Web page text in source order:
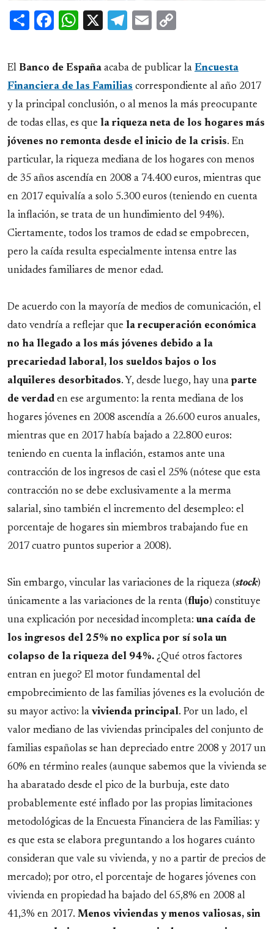
ShareFacebook
WhatsApp
X Telegram
Email
El Banco de España acaba de publicar la Encuesta
Financiera de las Familias correspondiente al año 2017
y la principal conclusión, o al menos la más preocupante
de todas ellas, es que la riqueza neta de los hogares más
jóvenes no remonta desde el inicio de la crisis. En
particular, la riqueza mediana de los hogares con menos
de 35 años ascendía en 2008 a 74.400 euros, mientras que
en 2017 equivalía a solo 5.300 euros (teniendo en cuenta
la inflación, se trata de un hundimiento del 94%).
Ciertamente, todos los tramos de edad se empobrecen,
pero la caída resulta especialmente intensa entre las
unidades familiares de menor edad.
De acuerdo con la mayoría de medios de comunicación, el
dato vendría a reflejar que la recuperación económica
no ha llegado a los más jóvenes debido a la
precariedad laboral, los sueldos bajos o los
alquileres desorbitados. Y, desde luego, hay una parte
de verdad en ese argumento: la renta mediana de los
hogares jóvenes en 2008 ascendía a 26.600 euros anuales,
mientras que en 2017 había bajado a 22.800 euros:
teniendo en cuenta la inflación, estamos ante una
contracción de los ingresos de casi el 25% (nótese que esta
contracción no se debe exclusivamente a la merma
salarial, sino también el incremento del desempleo: el
porcentaje de hogares sin miembros trabajando fue en
2017 cuatro puntos superior a 2008).
Sin embargo, vincular las variaciones de la riqueza (stock)
únicamente a las variaciones de la renta (flujo) constituye
una explicación por necesidad incompleta: una caída de
los ingresos del 25% no explica por sí sola un
colapso de la riqueza del 94%. ¿Qué otros factores
entran en juego? El motor fundamental del
empobrecimiento de las familias jóvenes es la evolución de
su mayor activo: la vivienda principal. Por un lado, el
valor mediano de las viviendas principales del conjunto de
familias españolas se han depreciado entre 2008 y 2017 un
60% en término reales (aunque sabemos que la vivienda se
ha abaratado desde el pico de la burbuja, este dato
probablemente esté inflado por las propias limitaciones
metodológicas de la Encuesta Financiera de las Familias: y
es que esta se elabora preguntando a los hogares cuánto
consideran que vale su vivienda, y no a partir de precios de
mercado); por otro, el porcentaje de hogares jóvenes con
vivienda en propiedad ha bajado del 65,8% en 2008 al
41,3% en 2017. Menos viviendas y menos valiosas, sin